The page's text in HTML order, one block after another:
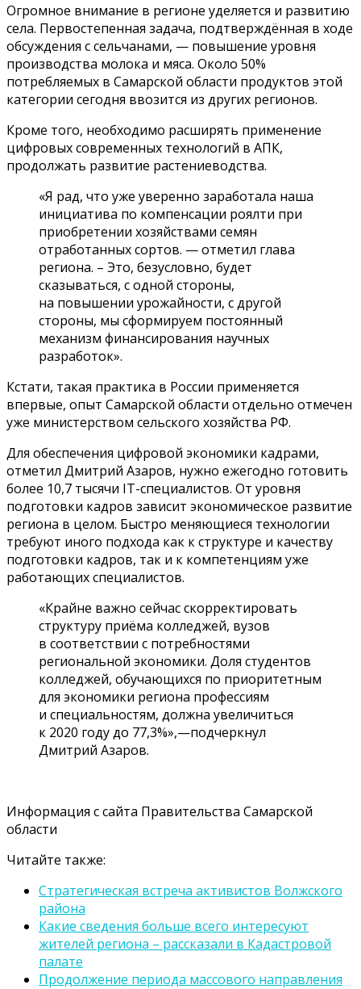
Огромное внимание в регионе уделяется и развитию
села. Первостепенная задача, подтверждённая в ходе
обсуждения с сельчанами, — повышение уровня
производства молока и мяса. Около 50%
потребляемых в Самарской области продуктов этой
категории сегодня ввозится из других регионов.
Кроме того, необходимо расширять применение
цифровых современных технологий в АПК,
продолжать развитие растениеводства.
«Я рад, что уже уверенно заработала наша
инициатива по компенсации роялти при
приобретении хозяйствами семян
отработанных сортов. — отметил глава
региона. – Это, безусловно, будет
сказываться, с одной стороны,
на повышении урожайности, с другой
стороны, мы сформируем постоянный
механизм финансирования научных
разработок».
Кстати, такая практика в России применяется
впервые, опыт Самарской области отдельно отмечен
уже министерством сельского хозяйства РФ.
Для обеспечения цифровой экономики кадрами,
отметил Дмитрий Азаров, нужно ежегодно готовить
более 10,7 тысячи IT-специалистов. От уровня
подготовки кадров зависит экономическое развитие
региона в целом. Быстро меняющиеся технологии
требуют иного подхода как к структуре и качеству
подготовки кадров, так и к компетенциям уже
работающих специалистов.
«Крайне важно сейчас скорректировать
структуру приёма колледжей, вузов
в соответствии с потребностями
региональной экономики. Доля студентов
колледжей, обучающихся по приоритетным
для экономики региона профессиям
и специальностям, должна увеличиться
к 2020 году до 77,3%»,—подчеркнул
Дмитрий Азаров.
Информация с сайта Правительства Самарской
области
Читайте также:
Стратегическая встреча активистов Волжского
района
Какие сведения больше всего интересуют
жителей региона – рассказали в Кадастровой
палате
Продолжение периода массового направления